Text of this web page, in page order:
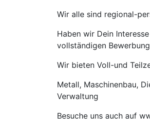
Wir alle sind regional-
Haben wir Dein
vollständigen
Wir bieten Voll-und
Metall, Maschinenbau,
Verwaltung
Besuche uns auch auf